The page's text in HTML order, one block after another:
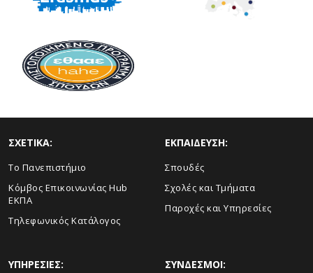
ΣΧΕΤΙΚΑ:
Το Πανεπιστήμιο
Κόμβος Επικοινωνίας Hub
ΕΚΠΑ
Τηλεφωνικός Κατάλογος
ΕΚΠΑΙΔΕΥΣΗ:
Σπουδές
Σχολές και Τμήματα
Παροχές και Υπηρεσίες
ΥΠΗΡΕΣΙΕΣ: ΣΥΝΔΕΣΜΟΙ: